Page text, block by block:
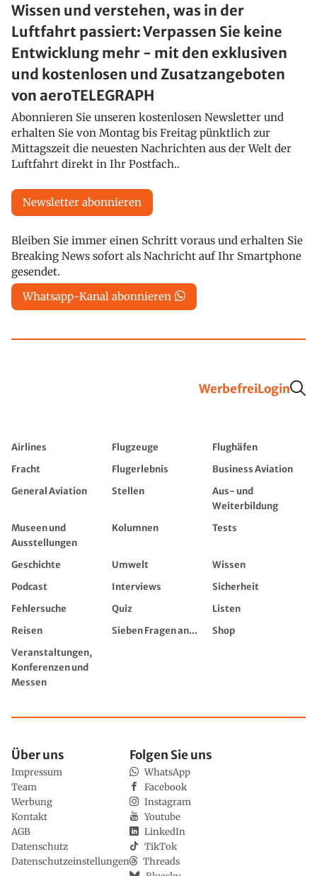
Wissen und verstehen, was in der
Luftfahrt passiert: Verpassen Sie keine
Entwicklung mehr - mit den exklusiven
und kostenlosen und Zusatzangeboten
von aeroTELEGRAPH
Abonnieren Sie unseren kostenlosen Newsletter und
erhalten Sie von Montag bis Freitag pünktlich zur
Mittagszeit die neuesten Nachrichten aus der Welt der
Luftfahrt direkt in Ihr Postfach..
Newsletter abonnieren
Bleiben Sie immer einen Schritt voraus und erhalten Sie
Breaking News sofort als Nachricht auf Ihr Smartphone
gesendet.
Whatsapp-Kanal abonnieren
WerbefreiLogin
Airlines Flugzeuge
Flughäfen
Fracht
Flugerlebnis
Business Aviation
General Aviation
Stellen
Aus- und
Weiterbildung
Museen und
Ausstellungen
Kolumnen Tests
Geschichte Umwelt
Wissen
Podcast
Interviews
Sicherheit
Fehlersuche
Quiz
Listen
Reisen
Sieben Fragen an...
Shop
Veranstaltungen,
Konferenzen und
Messen
Über uns
Impressum
Team
Werbung
Kontakt
AGB
Datenschutz
Datenschutzeinstellungen
Folgen Sie uns
WhatsApp
Facebook
Instagram
Youtube
LinkedIn
TikTok
Threads